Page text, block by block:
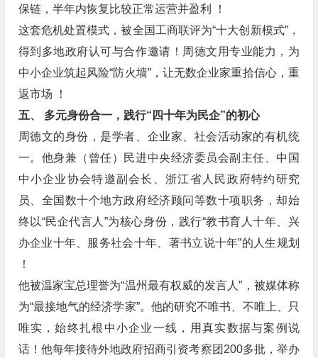
保链，半年内恢复比较正常运营并盈利 ！
这套危机处置模式，被全国工商联评为“十大创新模式”，
得到多地政府认可与合作邀请！周德文用专业能力，为
中小企业筑起风险“防火墙”，让无数企业家重拾信心，重
返市场 ！
五、 多元身份合一，践行“四十年为民企”的初心
周德文的身份，是学者、企业家、社会活动家的有机统
一。他身兼（曾任）民进中央经济委员会副主任、中国
中小企业协会特邀副会长、浙江省人民政府特约研究
员、全国数十个地方政府经济顾问等数十项职务，却始
终以“民企代言人”为核心身份，践行“教书育人十年、兴
办企业十年、服务社会十年、著书立说十年”的人生规划
！
他被温家宝总理誉为“温州最有权威的发言人”，被媒体称
为“最接地气的经济学家”。他的研究不唯书、不唯上、只
唯实，始终扎根中小企业一线，用真实数据与案例说
话！他每年接待外地政府招商引资考察团200多批，举办